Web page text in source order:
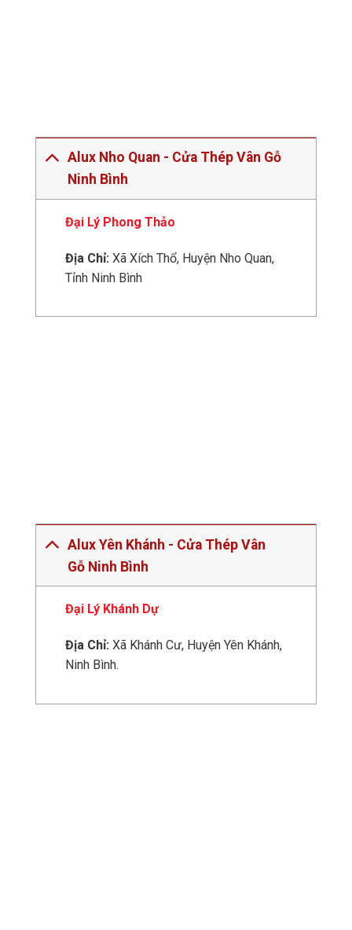
Alux Nho Quan - Cửa Thép Vân Gỗ
Ninh Bình
Đại Lý Phong Thảo
Địa Chỉ: Xã Xích Thổ, Huyện Nho Quan,
Tỉnh Ninh Bình
Alux Yên Khánh - Cửa Thép Vân
Gỗ Ninh Bình
Đại Lý Khánh Dự
Địa Chỉ: Xã Khánh Cư, Huyện Yên Khánh,
Ninh Bình.